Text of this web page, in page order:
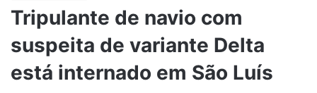
Tripulante de navio com
suspeita de variante Delta
está internado em São Luís